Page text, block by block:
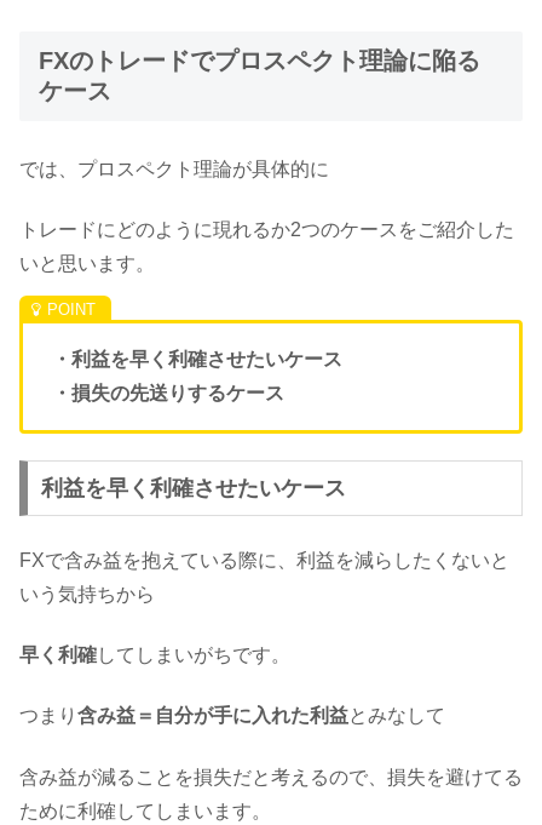
FXのトレードでプロスペクト理論に陥る
ケース
では、プロスペクト理論が具体的に
トレードにどのように現れるか2つのケースをご紹介した
いと思います。
・利益を早く利確させたいケース
・損失の先送りするケース
利益を早く利確させたいケース
FXで含み益を抱えている際に、利益を減らしたくないと
いう気持ちから
早く利確してしまいがちです。
つまり 含み益＝自分が手に入れた利益とみなして
含み益が減ることを損失だと考えるので、損失を避けてる
ために利確してしまいます。